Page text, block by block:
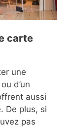
carte
une
d’un
aussi
De plus, si
pas